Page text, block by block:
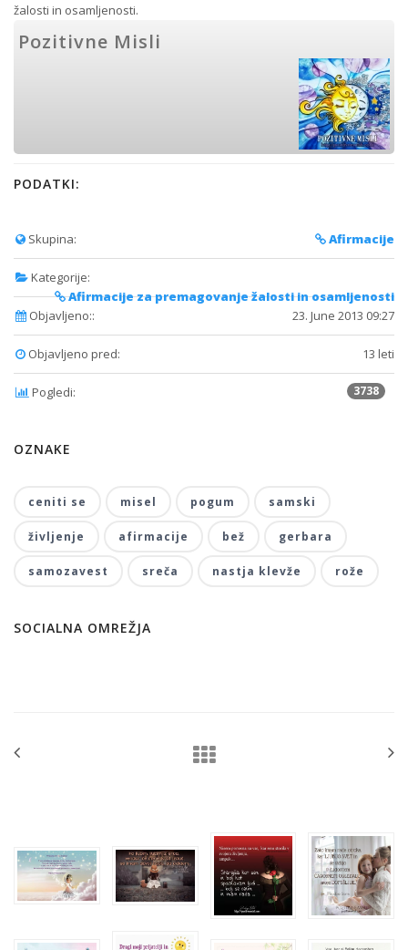
žalosti in osamljenosti.
Pozitivne Misli
PODATKI:
Skupina: Afirmacije
Kategorije:
Afirmacije za premagovanje žalosti in osamljenosti
Objavljeno::
23. June 2013 09:27
Objavljeno pred: 13 leti
Pogledi: 3738
OZNAKE
ceniti se misel pogum samski
življenje afirmacije bež gerbara
samozavest sreča nastja klevže rože
SOCIALNA OMREŽJA